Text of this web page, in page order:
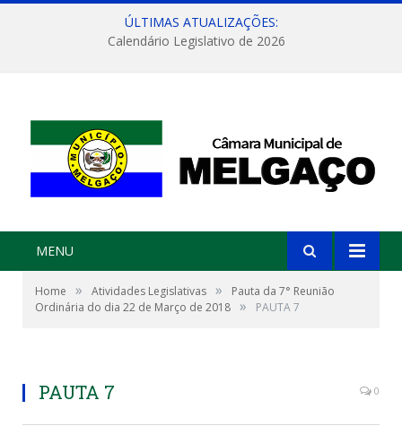
ÚLTIMAS ATUALIZAÇÕES:
Calendário Legislativo de 2026
MENU
Home » Atividades Legislativas »
Pauta da 7° Reunião
Ordinária do dia 22 de Março de 2018 » PAUTA 7
PAUTA 7 0